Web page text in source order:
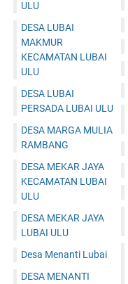
ULU
DESA LUBAI
MAKMUR
KECAMATAN LUBAI
ULU
DESA LUBAI
PERSADA LUBAI ULU
DESA MARGA MULIA
RAMBANG
DESA MEKAR JAYA
KECAMATAN LUBAI
ULU
DESA MEKAR JAYA
LUBAI ULU
Desa Menanti Lubai
DESA MENANTI